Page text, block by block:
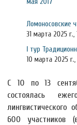
Ломоносовские
31 марта 2025 г.,
I тур
10 марта 2025
С 10 по 13
состоялась
лингвистического
600 участников